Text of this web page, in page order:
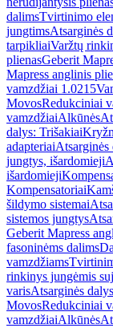
dalimsTvirtinimo
jungtimsAtsarginės
tarpikliaiVaržtų
plienasGeberit
Mapress anglinis
vamzdžiai 1.0215
MovosRedukciniai
vamzdžiaiAlkūnės
dalys: Trišakiai
adapteriaiAtsarginės
jungtys, išardomieji
išardomieji
Kompensatoriai
šildymo sistemai
sistemos jungtys
Geberit Mapress
fasoninėms dalims
vamzdžiams
rinkinys jungėmis
varisAtsarginės
MovosRedukciniai
vamzdžiaiAlkūnės